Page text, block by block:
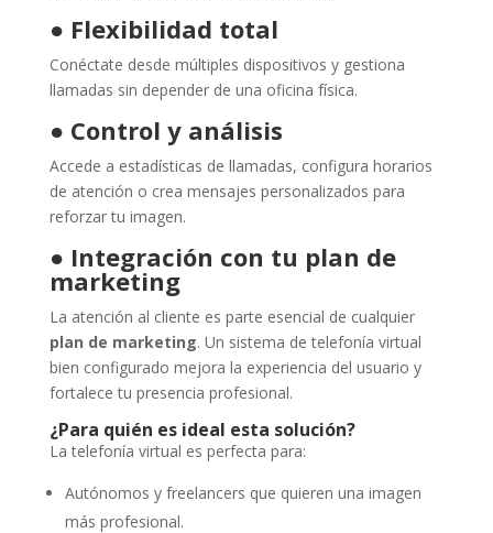
● Flexibilidad total
Conéctate desde múltiples dispositivos y gestiona
llamadas sin depender de una oficina física.
● Control y análisis
Accede a estadísticas de llamadas, configura horarios
de atención o crea mensajes personalizados para
reforzar tu imagen.
● Integración con tu plan de
marketing
La atención al cliente es parte esencial de cualquier
plan de marketing. Un sistema de telefonía virtual
bien configurado mejora la experiencia del usuario y
fortalece tu presencia profesional.
¿Para quién es ideal esta solución?
La telefonía virtual es perfecta para:
Autónomos y freelancers que quieren una imagen
más profesional.